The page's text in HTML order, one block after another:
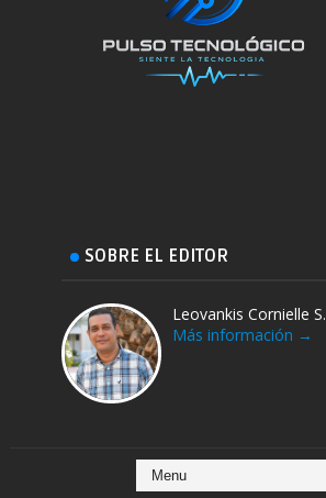
SOBRE EL EDITOR
Leovankis Cornielle S.
Más información →